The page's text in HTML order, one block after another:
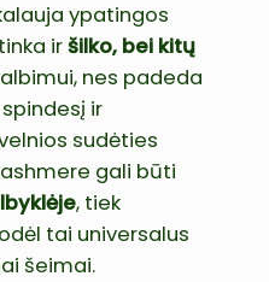
ypatingos
iršilko, bei kitų
nes padeda
ir
sudėties
gali būti
, tiek
tai universalus
šeimai.